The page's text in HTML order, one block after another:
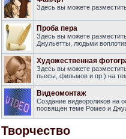
Здесь вы можете
Проба пера
Здесь вы можете
Джульетты, людьми
Художественная
Здесь вы можете
пьесы, фильмов и пр.) на
Видеомонтаж
Создание видеороликов
посвящен теме Ромео и
Творчество